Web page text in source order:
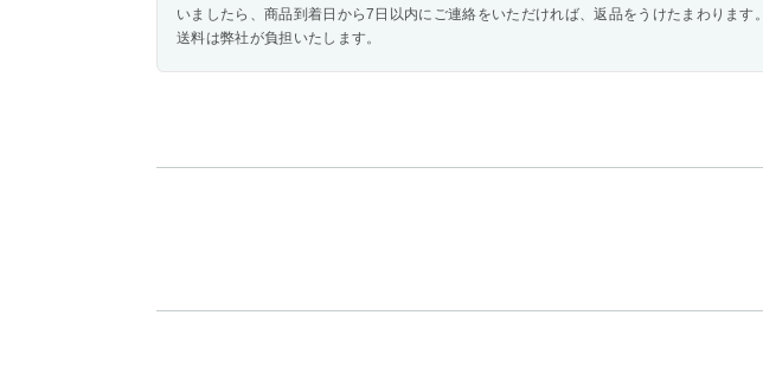
いましたら、商品到着日から7日以内にご連絡をいただければ、返品をうけたまわります。
送料は弊社が負担いたします。